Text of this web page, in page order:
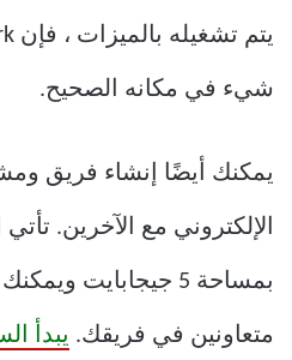
شيء في مكانه الصحيح.
يمكنك أيضًا إنشاء فريق
الإلكتروني مع الآخرين.
بمساحة 5 جيجابايت
متعاونين في فريقك. يبدأ